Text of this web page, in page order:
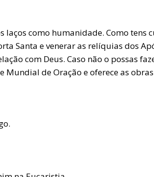
laços como humanidade. Como
Santa e venerar as relíquias dos
com Deus. Caso não o possas
Mundial de Oração e oferece as